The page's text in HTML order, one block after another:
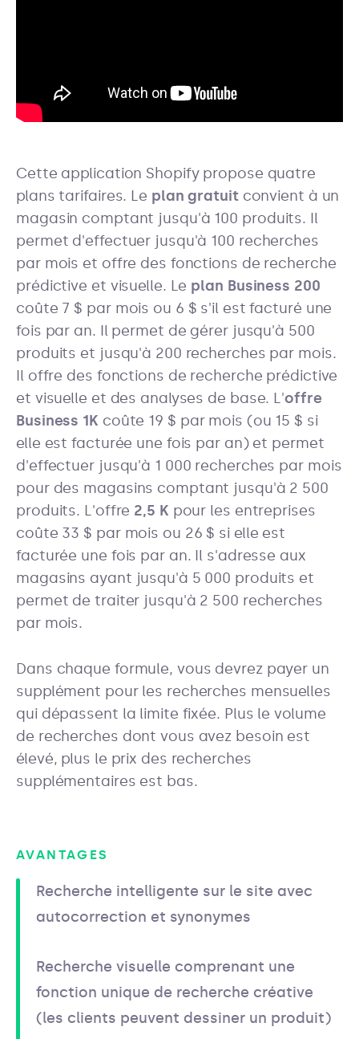
Cette application Shopify propose quatre
plans tarifaires. Le plan gratuitconvient à un
magasin comptant jusqu'à 100 produits. Il
permet d'effectuer jusqu'à 100 recherches
par mois et offre des fonctions de recherche
prédictive et visuelle. Le plan Business 200
coûte 7 $ par mois ou 6 $ s'il est facturé une
fois par an. Il permet de gérer jusqu'à 500
produits et jusqu'à 200 recherches par mois.
Il offre des fonctions de recherche prédictive
et visuelle et des analyses de base. L'offre
Business 1K coûte 19 $ par mois (ou 15 $ si
elle est facturée une fois par an) et permet
d'effectuer jusqu'à 1 000 recherches par mois
pour des magasins comptant jusqu'à 2 500
produits. L'offre 2,5 K pour les entreprises
coûte 33 $ par mois ou 26 $ si elle est
facturée une fois par an. Il s'adresse aux
magasins ayant jusqu'à 5 000 produits et
permet de traiter jusqu'à 2 500 recherches
par mois.
Dans chaque formule, vous devrez payer un
supplément pour les recherches mensuelles
qui dépassent la limite fixée. Plus le volume
de recherches dont vous avez besoin est
élevé, plus le prix des recherches
supplémentaires est bas.
AVANTAGES
Recherche intelligente sur le site avec
autocorrection et synonymes
Recherche visuelle comprenant une
fonction unique de recherche créative
(les clients peuvent dessiner un produit)